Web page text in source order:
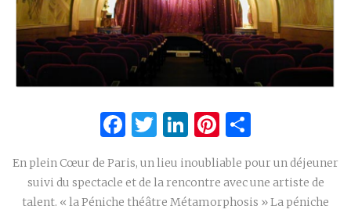
Facebook
Twitter
LinkedIn
Pinterest
En plein Cœur de Paris, un lieu inoubliable pour un déjeuner
suivi du spectacle et de la rencontre avec une artiste de
talent. « la Péniche théâtre Métamorphosis » La péniche